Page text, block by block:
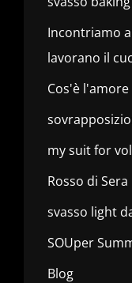
Incontriamo
lavorano il
Cos'è l'amore
my suit for
Rosso di Sera
svasso light
SOUper
Blog